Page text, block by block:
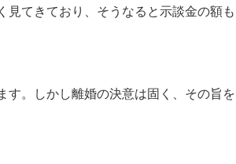
てきており、そうなると示談金の額も
。しかし離婚の決意は固く、その旨を